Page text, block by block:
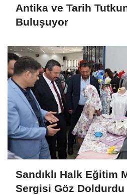
Antika ve Tarih
Buluşuyor
Sandıklı Halk Eğitim
Sergisi Göz Doldurdu